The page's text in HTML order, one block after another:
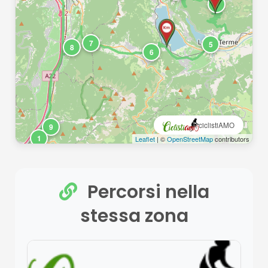
ciclistiAMO
1
4
5
6
7
8
9
Leaflet| ©OpenStreetMapcontributors
Percorsi nella
stessa zona